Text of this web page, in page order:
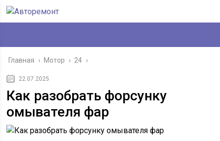
Главная › Мотор › 24 ›
22.07.2025
Как разобрать форсунку
омывателя фар